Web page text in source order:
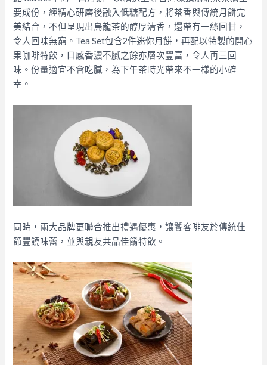
要成份，經精心研磨後融入低糖配方，將茶香與傳統月餅完
美結合，不但呈現出烏龍茶的醇厚清香，還帶有一絲回甘，
令人回味無窮。Tea Set包含2件迷你月餅，再配以特製的開心
果咖啡特飲，口感香濃不膩之餘亦層次豐富，令人再三回
味。份量適宜不會吃膩，為下午茶時光帶來不一樣的小確
幸。
同時，兩大品牌更聯合推出禮遇優惠，讓饕客啡友於傳統佳
節豐饒味蕾，並與親友共品佳餚特飲。